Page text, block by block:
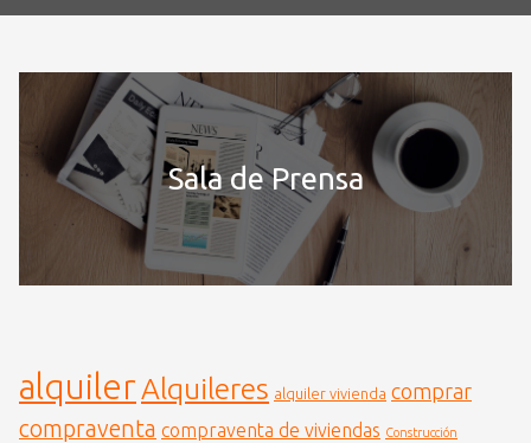
Sala de Prensa
alquiler Alquileres alquiler vivienda comprar
compraventa compraventa de viviendas Construcción